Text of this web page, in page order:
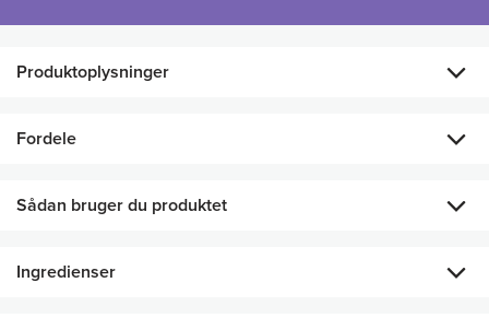
Produktoplysninger
En let ansigtstoner, der arbejder for at holde din hud
der indeholder lactobacillus-gæring, Aloe vera, natrium-PCA
udseende.
Fordele
Hjælper med at opretholde huden naturlige
fugtighedsbarriere.
udseende.
Sådan bruger du produktet
Påføres ansigt og hals med en vatrondel efter rensning af huden.
Ingredienser